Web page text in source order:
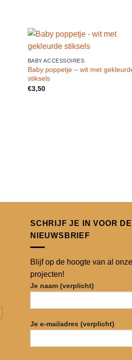
BABY ACCESSOIRES
Baby poppetje – wit met
stiksels
€3,50
SCHRIJF JE IN VOOR DE
NIEUWSBRIEF
Blijf op de hoogte van al onze
projecten!
Je naam (verplicht)
Je e-mailadres (verplicht)